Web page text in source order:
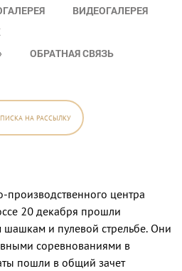
ВИДЕОГАЛЕРЕЯ
ОБРАТНАЯ СВЯЗЬ
НА РАССЫЛКУ
центра
20 декабря прошли
шашкам и пулевой стрельбе. Они
соревнованиями в
пошли в общий зачет